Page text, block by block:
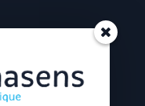
rendez-vous)
sur rendez-